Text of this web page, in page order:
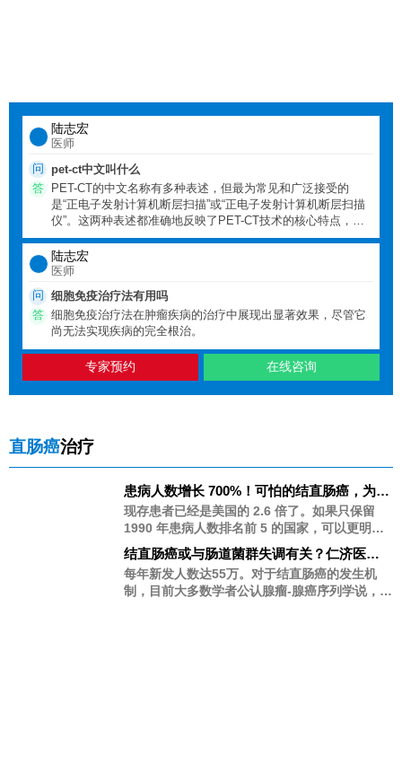
陆志宏
医师
问
pet-ct中文叫什么
答
PET-CT的中文名称有多种表述，但最为常见和广泛接受的
是“正电子发射计算机断层扫描”或“正电子发射计算机断层扫描
仪”。这两种表述都准确地反映了PET-CT技术的核心特点，即
将正电子发射断层扫描（PET）与计算机断层扫描（CT）两种
技术有机结合在一起，形成一种新型的影像检查设备。
陆志宏
医师
问
细胞免疫治疗法有用吗
答
细胞免疫治疗法​在肿瘤疾病的治疗中展现出显著效果，尽管它
尚无法实现疾病的完全根治。
专家预约 在线咨询
直肠癌治疗
患病人数增长 700%！可怕的结直肠癌，为什
么最爱中国人？
现存患者已经是美国的 2.6 倍了。如果只保留
1990 年患病人数排名前 5 的国家，可以更明显
地看出，30 年间，其他高发国的患者数量平稳
增长，而中国，「一飞冲天」。在结直肠癌激增
的背后，过去 30 年，发生了什么？
结直肠癌或与肠道菌群失调有关？仁济医院
消化科发布最新研究成果
每年新发人数达55万。对于结直肠癌的发生机
制，目前大多数学者公认腺瘤-腺癌序列学说，约